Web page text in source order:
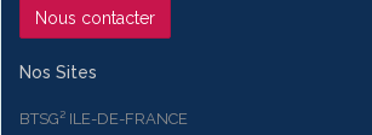
Nous contacter
Nos Sites
BTSG² ILE-DE-FRANCE